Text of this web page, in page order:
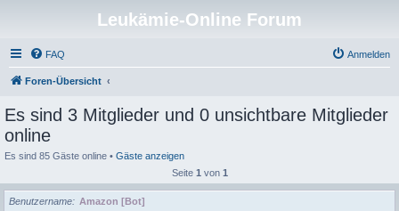
Leukämie-Online Forum
FAQ Anmelden
Foren-Übersicht
Es sind 3 Mitglieder und 0 unsichtbare Mitglieder
online
Es sind 85 Gäste online • Gäste anzeigen
Seite 1 von 1
Benutzername
Amazon [Bot]